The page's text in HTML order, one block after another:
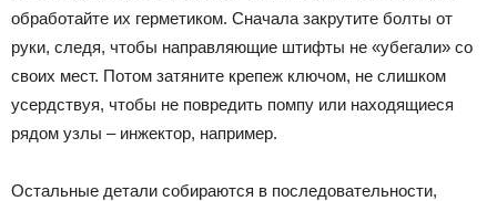
обработайте их герметиком. Сначала закрутите болты от
руки, следя, чтобы направляющие штифты не «убегали» со
своих мест. Потом затяните крепеж ключом, не слишком
усердствуя, чтобы не повредить помпу или находящиеся
рядом узлы – инжектор, например.
Остальные детали собираются в последовательности,